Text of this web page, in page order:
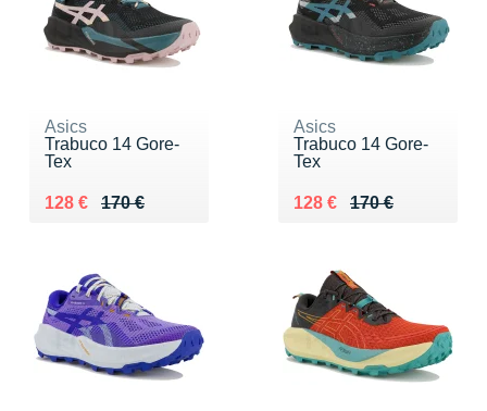
Asics
Trabuco 14 Gore-
Tex
170 €
Au lieu de 170 €
128 €
Vendu 128 €
Asics
Trabuco 14 Gore-
Tex
170 €
Au lieu de 170 €
128 €
Vendu 128 €